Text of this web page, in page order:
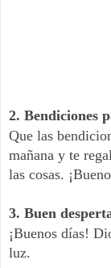
2. Bendiciones
Que las
mañana y te
las cosas.
3. Buen
¡Buenos días!
luz.